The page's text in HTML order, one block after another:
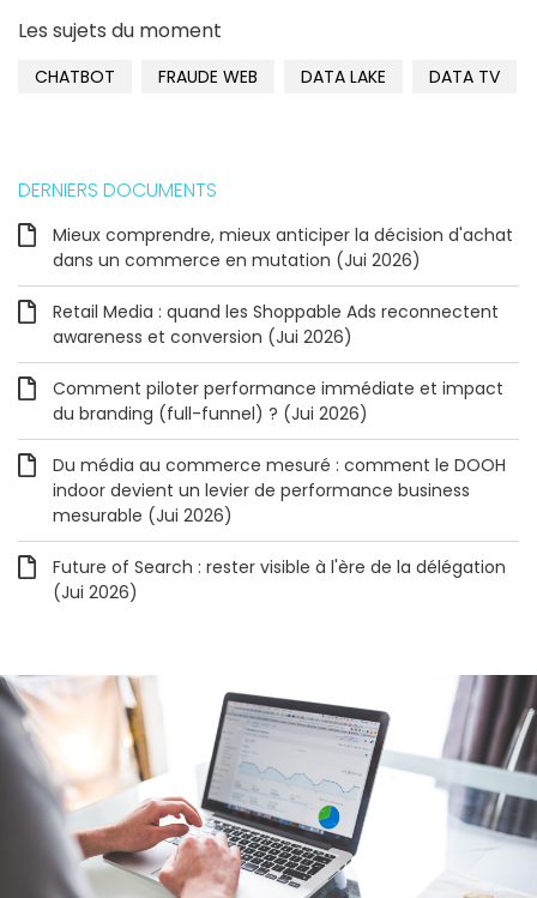
Les sujets du moment
CHATBOT FRAUDE WEB DATA LAKE DATA TV
DERNIERS DOCUMENTS
Mieux comprendre, mieux anticiper la décision d'achat
dans un commerce en mutation (Jui 2026)
Retail Media : quand les Shoppable Ads reconnectent
awareness et conversion (Jui 2026)
Comment piloter performance immédiate et impact
du branding (full-funnel) ? (Jui 2026)
Du média au commerce mesuré : comment le DOOH
indoor devient un levier de performance business
mesurable (Jui 2026)
Future of Search : rester visible à l'ère de la délégation
(Jui 2026)